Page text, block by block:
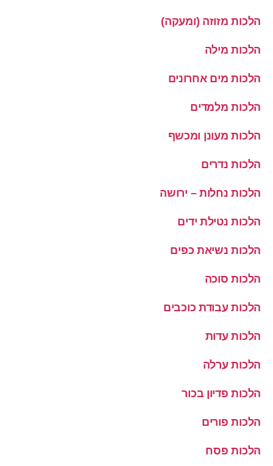
הלכות מזוזה (ומעקה)
הלכות מילה
הלכות מים אחרונים
הלכות מלמדים
הלכות מעונן ומכשף
הלכות נדרים
הלכות נחלות – ירושה
הלכות נטילת ידים
הלכות נשיאת כפים
הלכות סוכה
הלכות עבודת כוכבים
הלכות עדות
הלכות ערלה
הלכות פדיון בכור
הלכות פורים
הלכות פסח